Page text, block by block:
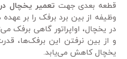
قطعه بعدی جهت تعمیر یخچال
وظیفه از بین برد برفک را بر
در یخچال، اواپراتور گاهی
و از بین نرفتن این برفک‌ها،
یخچال کاهش می‌یابد.